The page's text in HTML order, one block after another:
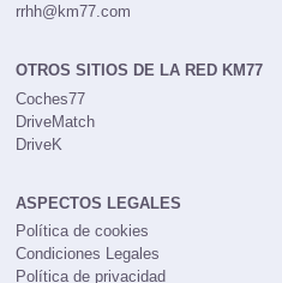
rrhh@km77.com
OTROS SITIOS DE LA RED KM77
Coches77
DriveMatch
DriveK
ASPECTOS LEGALES
Política de cookies
Condiciones Legales
Política de privacidad